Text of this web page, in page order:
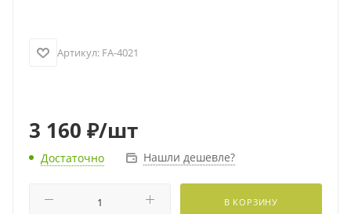
Артикул: FA-4021
3 160 ₽/шт
Достаточно Нашли дешевле?
В КОРЗИНУ